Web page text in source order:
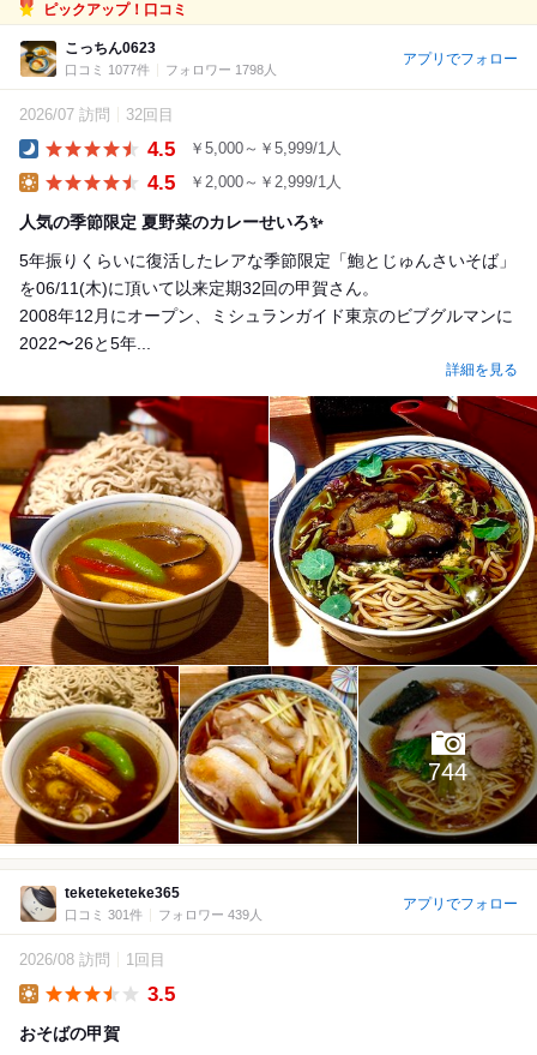
ピックアップ！口コミ
こっちん0623
口コミ 1077件 フォロワー 1798人
アプリでフォロー
2026/07 訪問 32回目
4.5 ￥5,000～￥5,999/1人
4.5 ￥2,000～￥2,999/1人
人気の季節限定 夏野菜のカレーせいろ✨
5年振りくらいに復活したレアな季節限定「鮑とじゅんさいそば」
を06/11(木)に頂いて以来定期32回の甲賀さん。
2008年12月にオープン、ミシュランガイド東京のビブグルマンに
2022〜26と5年...
詳細を見る
744
teketeketeke365
口コミ 301件 フォロワー 439人
アプリでフォロー
2026/08 訪問 1回目
3.5
おそばの甲賀